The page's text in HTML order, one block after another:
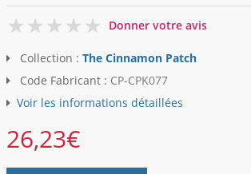
0
Donner votre avis
Collection : The Cinnamon Patch
Code Fabricant : CP-CPK077
Voir les informations détaillées
26,23€